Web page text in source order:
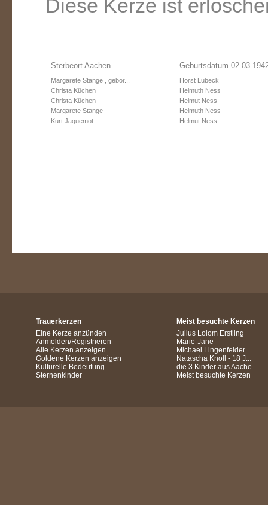
Diese Kerze ist
Sterbeort Aachen
Margarete Stange , gebor...
Christa Küchen
Christa Küchen
Margarete Stange
Kurt Jaquemot
Geburtsdatum
Horst Lubeck
Helmuth Ness
Helmut Ness
Helmuth Ness
Helmut Ness
Trauerkerzen
Eine Kerze anzünden
Anmelden/Registrieren
Alle Kerzen anzeigen
Goldene Kerzen anzeigen
Kulturelle Bedeutung
Sternenkinder
Meist besuchte Kerzen
Julius Lolom Erstling
Marie-Jane
Michael Lingenfelder
Natascha Knoll - 18 J...
die 3 Kinder aus Aache...
Meist besuchte Kerzen